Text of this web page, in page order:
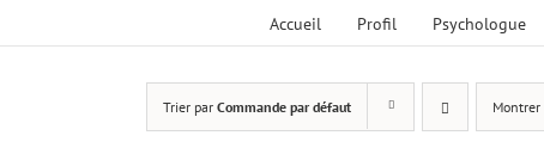
Accueil Profil Psychologue
Trier par Commande par défaut Montrer